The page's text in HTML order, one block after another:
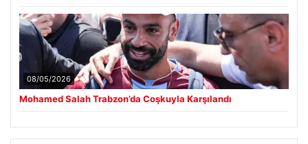
08/05/2026
Mohamed Salah Trabzon’da Coşkuyla Karşılandı